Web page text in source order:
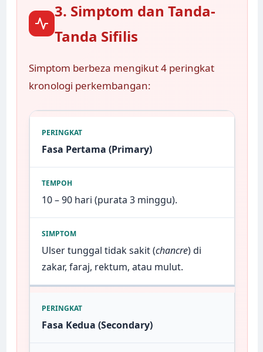
3. Simptom dan Tanda-
Tanda Sifilis
Simptom berbeza mengikut 4 peringkat
kronologi perkembangan:
Fasa Pertama (Primary)
10 – 90 hari (purata 3 minggu).
Ulser tunggal tidak sakit (chancre) di
zakar, faraj, rektum, atau mulut.
Fasa Kedua (Secondary)